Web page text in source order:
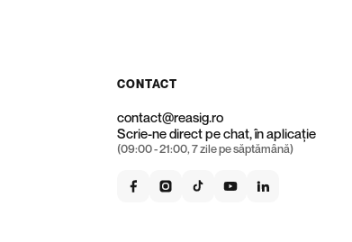
CONTACT
contact@reasig.ro
Scrie-ne direct pe chat, în aplicație
(09:00 - 21:00, 7 zile pe săptămână)